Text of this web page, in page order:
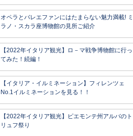
オペラとバレエファンにはたまらない魅力満載! ミ
ラノ・スカラ座博物館の見所ご紹介
【2022年イタリア観光】ロ－マ戦争博物館に行っ
てみた！続編！
【イタリア・イルミネーション】フィレンツェ
No.1イルミネーションを見る！！
【2022年イタリア観光】ピエモンテ州アルバのト
リュフ祭り